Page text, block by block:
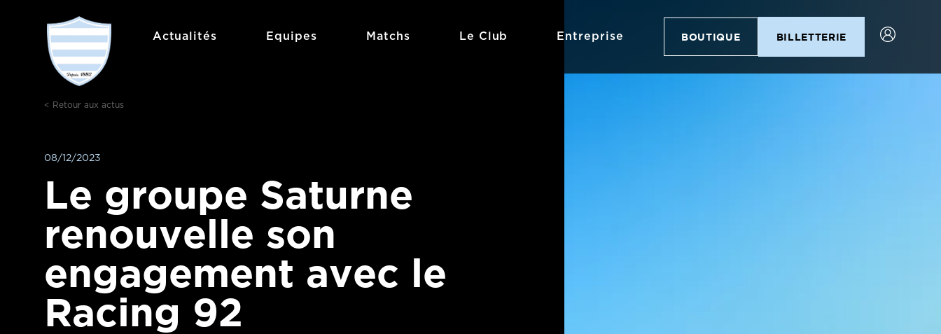
Actualités Equipes Matchs Le Club Entreprise BOUTIQUE BILLETTERIE
< Retour aux actus
08/12/2023
Le groupe Saturne
renouvelle son
engagement avec le
Racing 92